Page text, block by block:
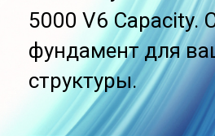
5000 V6 Capacity.
фундамент для
структуры.